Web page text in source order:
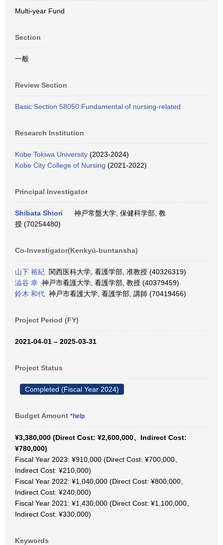
Multi-year Fund
Section
一般
Review Section
Basic Section 58050:Fundamental of nursing-related
Research Institution
Kobe Tokiwa University (2023-2024)
Kobe City College of Nursing (2021-2022)
Principal Investigator
Shibata Shiori
神戸常盤大学, 保健科学部, 教
授 (70254480)
Co-Investigator(Kenkyū-buntansha)
山下 裕紀 関西医科大学, 看護学部, 准教授 (40326319)
澁谷 幸 神戸市看護大学, 看護学部, 教授 (40379459)
鈴木 和代 神戸市看護大学, 看護学部, 講師 (70419456)
Project Period (FY)
2021-04-01 – 2025-03-31
Project Status
Completed (Fiscal Year 2024)
Budget Amount *help
¥3,380,000 (Direct Cost: ¥2,600,000、Indirect Cost:
¥780,000)
Fiscal Year 2023: ¥910,000 (Direct Cost: ¥700,000、
Indirect Cost: ¥210,000)
Fiscal Year 2022: ¥1,040,000 (Direct Cost: ¥800,000、
Indirect Cost: ¥240,000)
Fiscal Year 2021: ¥1,430,000 (Direct Cost: ¥1,100,000、
Indirect Cost: ¥330,000)
Keywords